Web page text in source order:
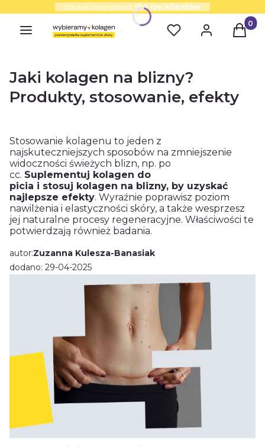
Zaufało nam ponad 100 tys. klientów
Jaki kolagen na blizny?
Produkty, stosowanie, efekty
Stosowanie kolagenu to jeden z
najskuteczniejszych sposobów na zmniejszenie
widoczności świeżych blizn, np. po
cc. Suplementuj kolagen do
picia i stosuj kolagen na blizny, by uzyskać
najlepsze efekty. Wyraźnie poprawisz poziom
nawilżenia i elastyczności skóry, a także wesprzesz
jej naturalne procesy regeneracyjne. Właściwości te
potwierdzają również badania.
autor:Zuzanna Kulesza-Banasiak
dodano: 29-04-2025